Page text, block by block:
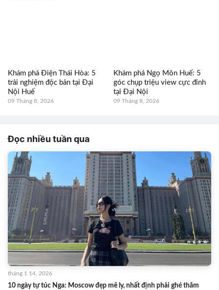
Khám phá Điện Thái Hòa: 5
trải nghiệm độc bản tại Đại
Nội Huế
09 Tháng 8, 2026
Khám phá Ngọ Môn Huế: 5
góc chụp triệu view cực đỉnh
tại Đại Nội
09 Tháng 8, 2026
Đọc nhiều tuần qua
10 ngày tự túc Nga: Moscow đẹp mê ly, nhất định phải ghé thăm
tháng 1 14, 2026